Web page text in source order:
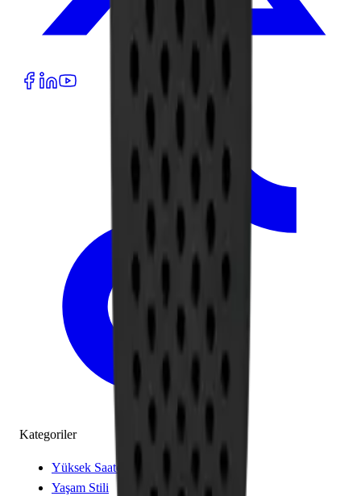
Kategoriler
Yüksek Saatçilik
Yaşam Stili